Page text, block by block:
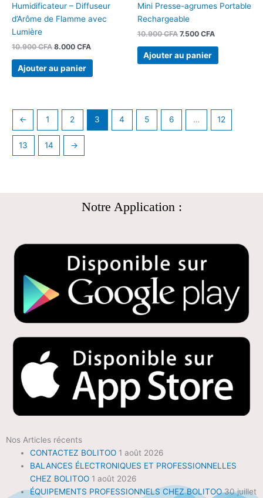
Humidificateur – Diffuseur
d’Arôme de Flamme avec
Lumière
10.900CFA 8.000 CFA
Ajouter au panier
Mini Presse-agrumes Portable
Rechargeable
10.900CFA 7.500 CFA
Ajouter au panier
← 1 2 3 4 5 6 … 12
13 14 →
Notre Application :
Nos Articles récents
CONTACTEZ BOLITOO 1 août 2026
BALANCES ÉLECTRONIQUES ET PROFESSIONNELLES
CHEZ BOLITOO 1 août 2026
ÉQUIPEMENTS PROFESSIONNELS CHEZ BOLITOO 30 juillet